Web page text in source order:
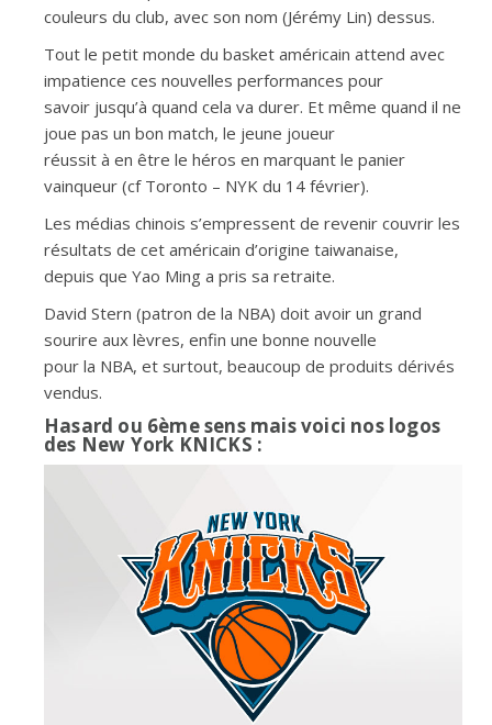
couleurs du club, avec son nom (Jérémy Lin) dessus.
Tout le petit monde du basket américain attend avec
impatience ces nouvelles performances pour
savoir jusqu’à quand cela va durer. Et même quand il ne
joue pas un bon match, le jeune joueur
réussit à en être le héros en marquant le panier
vainqueur (cf Toronto – NYK du 14 février).
Les médias chinois s’empressent de revenir couvrir les
résultats de cet américain d’origine taiwanaise,
depuis que Yao Ming a pris sa retraite.
David Stern (patron de la NBA) doit avoir un grand
sourire aux lèvres, enfin une bonne nouvelle
pour la NBA, et surtout, beaucoup de produits dérivés
vendus.
Hasard ou 6ème sens mais voici nos logos
des New York KNICKS :